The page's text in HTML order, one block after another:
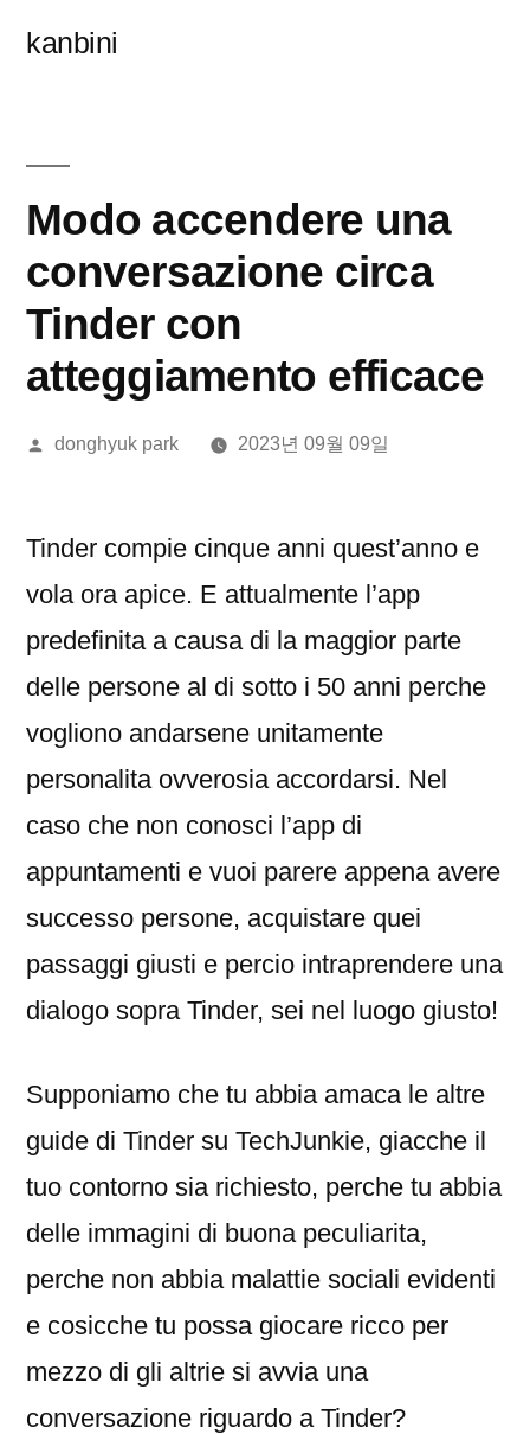
kanbini
Modo accendere una
conversazione circa
Tinder con
atteggiamento efficace
올
donghyuk park 2023년 09월 09일
Tinder compie cinque anni quest’anno e
vola ora apice. E attualmente l’app
predefinita a causa di la maggior parte
delle persone al di sotto i 50 anni perche
vogliono andarsene unitamente
personalita ovverosia accordarsi. Nel
caso che non conosci l’app di
appuntamenti e vuoi parere appena avere
successo persone, acquistare quei
passaggi giusti e percio intraprendere una
dialogo sopra Tinder, sei nel luogo giusto!
Supponiamo che tu abbia amaca le altre
guide di Tinder su TechJunkie, giacche il
tuo contorno sia richiesto, perche tu abbia
delle immagini di buona peculiarita,
perche non abbia malattie sociali evidenti
e cosicche tu possa giocare ricco per
mezzo di gli altrie si avvia una
conversazione riguardo a Tinder?